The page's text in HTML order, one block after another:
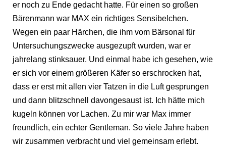
er noch zu Ende gedacht hatte. Für einen so großen
Bärenmann war MAX ein richtiges Sensibelchen.
Wegen ein paar Härchen, die ihm vom Bärsonal für
Untersuchungszwecke ausgezupft wurden, war er
jahrelang stinksauer. Und einmal habe ich gesehen, wie
er sich vor einem größeren Käfer so erschrocken hat,
dass er erst mit allen vier Tatzen in die Luft gesprungen
und dann blitzschnell davongesaust ist. Ich hätte mich
kugeln können vor Lachen. Zu mir war Max immer
freundlich, ein echter Gentleman. So viele Jahre haben
wir zusammen verbracht und viel gemeinsam erlebt.